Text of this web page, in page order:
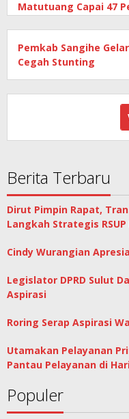
Matutuang Capai 47
Pemkab Sangihe
Cegah Stunting
Berita Terbaru
Dirut Pimpin Rapat,
Langkah Strategis
Cindy Wurangian
Legislator DPRD Sulut
Aspirasi
Roring Serap Aspirasi
Utamakan Pelayanan
Pantau Pelayanan di
Populer